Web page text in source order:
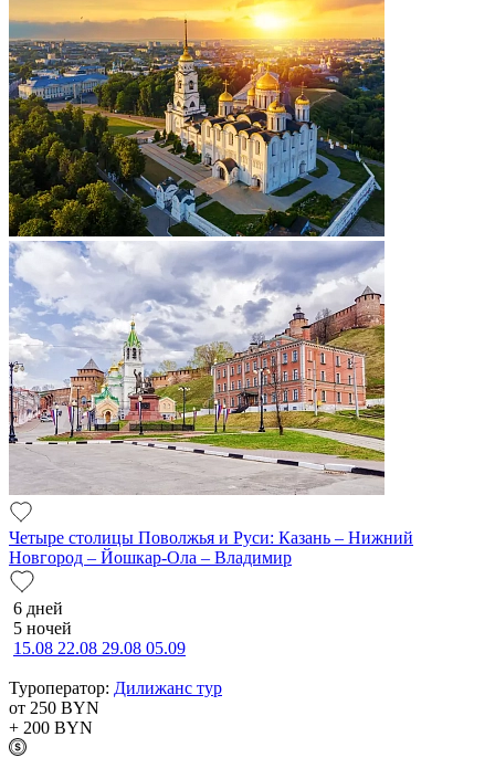
Четыре столицы Поволжья и Руси: Казань – Нижний
Новгород – Йошкар-Ола – Владимир
6 дней
5 ночей
15.08 22.08 29.08 05.09
Туроператор: Дилижанс тур
от 250 BYN
+ 200 BYN